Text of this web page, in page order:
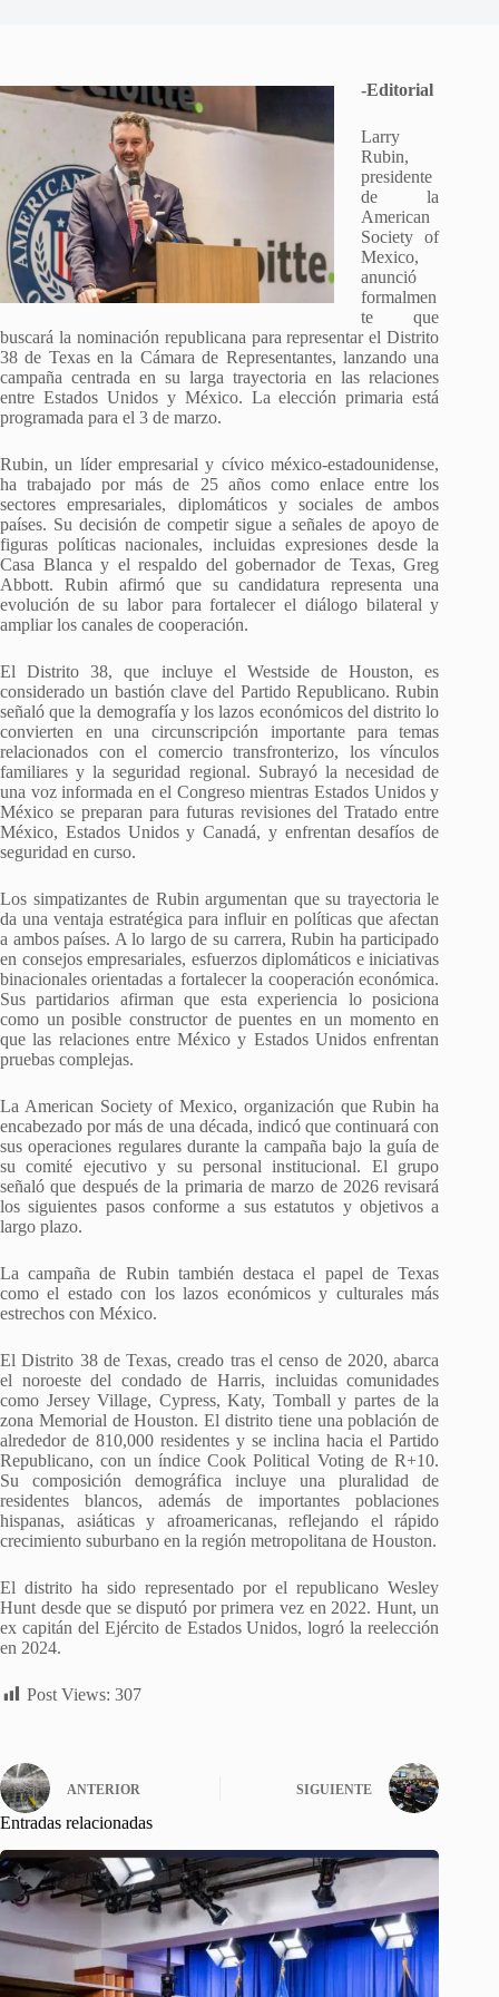
-Editorial
Larry
Rubin,
presidente
de la
American
Society of
Mexico,
anunció
formalmen
te que
buscará la nominación republicana para representar el Distrito
38 de Texas en la Cámara de Representantes, lanzando una
campaña centrada en su larga trayectoria en las relaciones
entre Estados Unidos y México. La elección primaria está
programada para el 3 de marzo.
Rubin, un líder empresarial y cívico méxico-estadounidense,
ha trabajado por más de 25 años como enlace entre los
sectores empresariales, diplomáticos y sociales de ambos
países. Su decisión de competir sigue a señales de apoyo de
figuras políticas nacionales, incluidas expresiones desde la
Casa Blanca y el respaldo del gobernador de Texas, Greg
Abbott. Rubin afirmó que su candidatura representa una
evolución de su labor para fortalecer el diálogo bilateral y
ampliar los canales de cooperación.
El Distrito 38, que incluye el Westside de Houston, es
considerado un bastión clave del Partido Republicano. Rubin
señaló que la demografía y los lazos económicos del distrito lo
convierten en una circunscripción importante para temas
relacionados con el comercio transfronterizo, los vínculos
familiares y la seguridad regional. Subrayó la necesidad de
una voz informada en el Congreso mientras Estados Unidos y
México se preparan para futuras revisiones del Tratado entre
México, Estados Unidos y Canadá, y enfrentan desafíos de
seguridad en curso.
Los simpatizantes de Rubin argumentan que su trayectoria le
da una ventaja estratégica para influir en políticas que afectan
a ambos países. A lo largo de su carrera, Rubin ha participado
en consejos empresariales, esfuerzos diplomáticos e iniciativas
binacionales orientadas a fortalecer la cooperación económica.
Sus partidarios afirman que esta experiencia lo posiciona
como un posible constructor de puentes en un momento en
que las relaciones entre México y Estados Unidos enfrentan
pruebas complejas.
La American Society of Mexico, organización que Rubin ha
encabezado por más de una década, indicó que continuará con
sus operaciones regulares durante la campaña bajo la guía de
su comité ejecutivo y su personal institucional. El grupo
señaló que después de la primaria de marzo de 2026 revisará
los siguientes pasos conforme a sus estatutos y objetivos a
largo plazo.
La campaña de Rubin también destaca el papel de Texas
como el estado con los lazos económicos y culturales más
estrechos con México.
El Distrito 38 de Texas, creado tras el censo de 2020, abarca
el noroeste del condado de Harris, incluidas comunidades
como Jersey Village, Cypress, Katy, Tomball y partes de la
zona Memorial de Houston. El distrito tiene una población de
alrededor de 810,000 residentes y se inclina hacia el Partido
Republicano, con un índice Cook Political Voting de R+10.
Su composición demográfica incluye una pluralidad de
residentes blancos, además de importantes poblaciones
hispanas, asiáticas y afroamericanas, reflejando el rápido
crecimiento suburbano en la región metropolitana de Houston.
El distrito ha sido representado por el republicano Wesley
Hunt desde que se disputó por primera vez en 2022. Hunt, un
ex capitán del Ejército de Estados Unidos, logró la reelección
en 2024.
Post Views: 307
ANTERIOR SIGUIENTE
Entradas relacionadas